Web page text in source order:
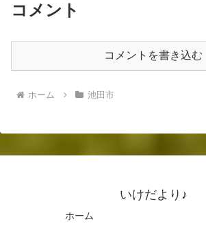
コメント
コメントを書き込む
ホーム 池田市
いけだより♪
ホーム